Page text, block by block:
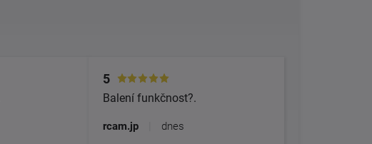
5
Balení funkčnost?.
rcam.jp dnes